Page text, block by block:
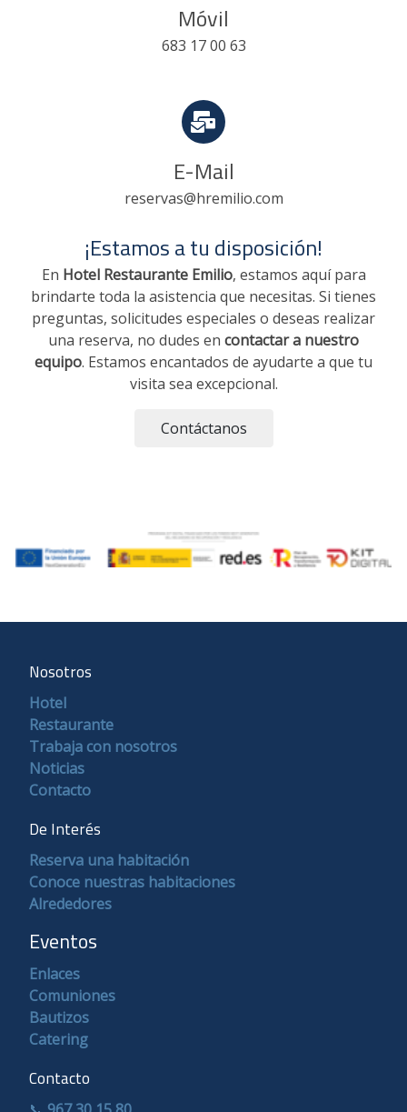
Móvil
683 17 00 63
E-Mail
reservas@hremilio.com
¡Estamos a tu disposición!
En Hotel Restaurante Emilio, estamos aquí para
brindarte toda la asistencia que necesitas. Si tienes
preguntas, solicitudes especiales o deseas realizar
una reserva, no dudes en contactar a nuestro
equipo. Estamos encantados de ayudarte a que tu
visita sea excepcional.
Contáctanos
Nosotros
Hotel
Restaurante
Trabaja con nosotros
Noticias
Contacto
De Interés
Reserva una habitación
Conoce nuestras habitaciones
Alrededores
Eventos
Enlaces
Comuniones
Bautizos
Catering
Contacto